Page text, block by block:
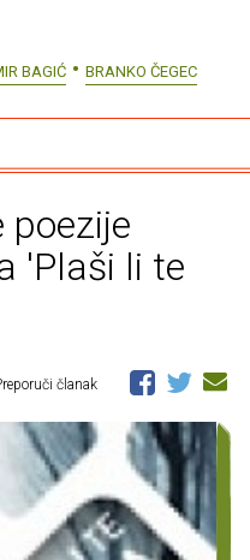
BAGIĆ BRANKO ČEGEC
poezije
'Plaši li te
članak